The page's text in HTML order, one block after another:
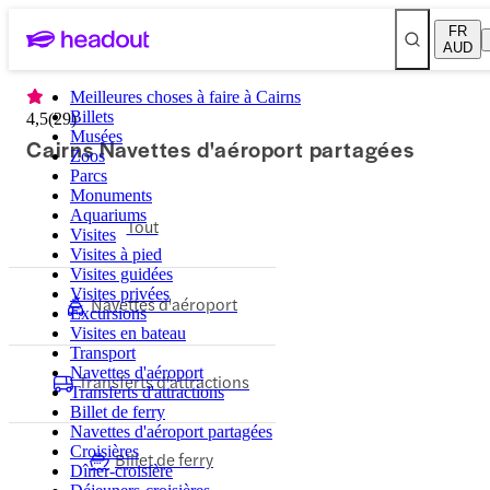
FR
AUD
Meilleures choses à faire à Cairns
Billets
Musées
Zoos
Parcs
Monuments
Aquariums
Visites
Visites à pied
Visites guidées
Visites privées
Excursions
Visites en bateau
Transport
Navettes d'aéroport
Transferts d'attractions
Billet de ferry
Navettes d'aéroport partagées
Croisières
Dîner-croisière
4,5(29)
Cairns Navettes d'aéroport partagées
Tout
Navettes d'aéroport
Transferts d'attractions
Billet de ferry